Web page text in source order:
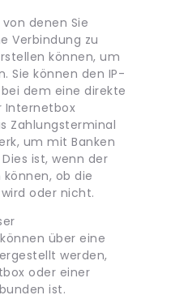
denen Sie
Verbindung zu
können, um
Sie können den IP-
dem eine direkte
Internetbox
Zahlungsterminal
um mit Banken
ist, wenn der
können, ob die
oder nicht.
über eine
werden,
oder einer
ist.